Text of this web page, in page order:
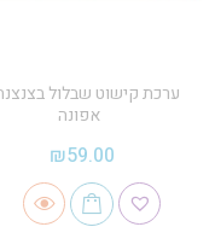
ערכת קישוט שבלול
אפונה
₪59.00